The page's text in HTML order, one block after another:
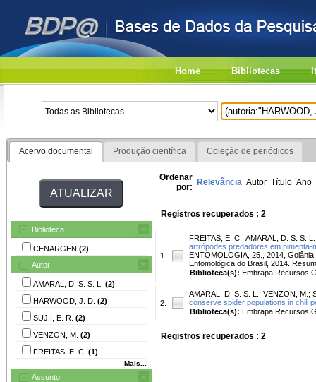
Home Bibliotecas
Acervo documental Produção científica Coleção de periódicos
Biblioteca
CENARGEN (2)
Autor
AMARAL, D. S. S. L. (2)
HARWOOD, J. D. (2)
SUJII, E. R. (2)
VENZON, M. (2)
FREITAS, E. C. (1)
Mais...
Assunto
Ordenar
por: Relevância Autor Título Ano
Registros recuperados : 2
1.
FREITAS, E. C. ; AMARAL, D. S. S. L.
artrópodes predadores em pimenta-
ENTOMOLOGIA, 25., 2014,
Entomológica do Brasil, 2014.
Biblioteca(s): Embrapa Recursos
2.
AMARAL, D. S. S. L. ; VENZON, M. ;
conserve spider populations in chili
Biblioteca(s): Embrapa Recursos
Registros recuperados : 2